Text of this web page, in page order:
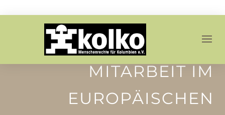
MITARBEIT IM
EUROPÄISCHEN